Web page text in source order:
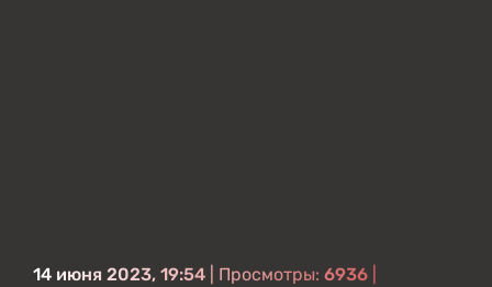
14 июня 2023, 19:54 | Просмотры: 6936